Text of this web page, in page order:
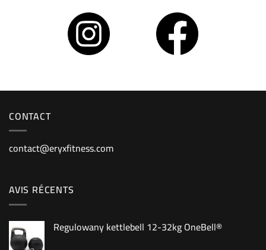
CONTACT
contact@eryxfitness.com
AVIS RÉCENTS
Regulowany kettlebell 12-32kg OneBell®